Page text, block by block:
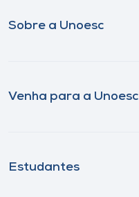
Sobre a Unoesc
Venha para a Unoesc
Estudantes